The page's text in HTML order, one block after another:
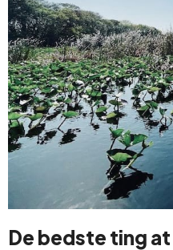
De bedste ting at